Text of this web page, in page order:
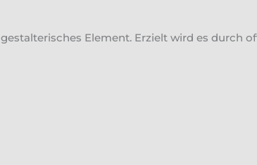
Element. Erzielt wird es durch